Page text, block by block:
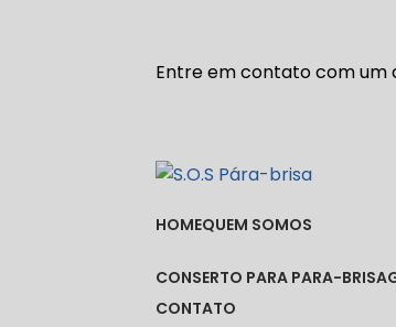
Entre em contato com um
HOME
QUEM SOMOS
CONSERTO PARA PARA-BRISA
CONTATO